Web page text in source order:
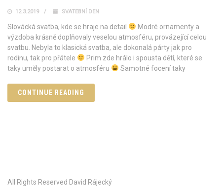
12.3.2019 SVATEBNÍ DEN
Slovácká svatba, kde se hraje na detail
Modré ornamenty a
výzdoba krásně doplňovaly veselou atmosféru, provázející celou
svatbu. Nebyla to klasická svatba, ale dokonalá párty jak pro
rodinu, tak pro přátele
Prim zde hrálo i spousta dětí, které se
taky uměly postarat o atmosféru
Samotné focení taky
CONTINUE READING
All Rights Reserved David Rájecký